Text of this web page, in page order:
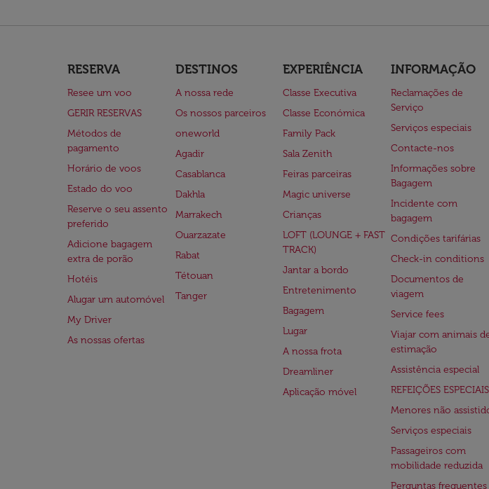
RESERVA
Resee um voo
GERIR RESERVAS
Métodos de
pagamento
Horário de voos
Estado do voo
Reserve o seu assento
preferido
Adicione bagagem
extra de porão
Hotéis
Alugar um automóvel
My Driver
As nossas ofertas
DESTINOS
A nossa rede
Os nossos parceiros
oneworld
Agadir
Casablanca
Dakhla
Marrakech
Ouarzazate
Rabat
Tétouan
Tanger
EXPERIÊNCIA
Classe Executiva
Classe Económica
Family Pack
Sala Zenith
Feiras parceiras
Magic universe
Crianças
LOFT (LOUNGE + FAST
TRACK)
Jantar a bordo
Entretenimento
Bagagem
Lugar
A nossa frota
Dreamliner
Aplicação móvel
INFORMAÇÃO
Reclamações de
Serviço
Serviços especiais
Contacte-nos
Informações sobre
Bagagem
Incidente com
bagagem
Condições tarifárias
Check-in conditions
Documentos de
viagem
Service fees
Viajar com animais
estimação
Assistência especial
REFEIÇÕES ESPECIAIS
Menores não
Serviços especiais
Passageiros com
mobilidade reduzida
Perguntas frequentes